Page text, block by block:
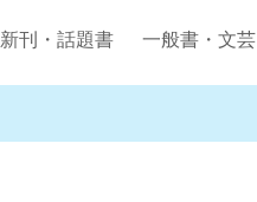
新刊・話題書 一般書・文芸